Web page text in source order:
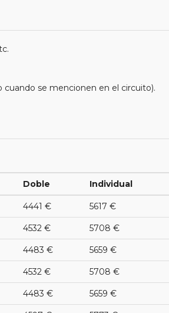
se mencionen en el circuito).
Doble Individual
4441 € 5617 €
4532 € 5708 €
4483 € 5659 €
4532 € 5708 €
4483 € 5659 €